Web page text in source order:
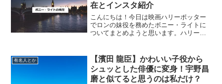
在とインスタ紹介
こんにちは！今日は映画ハリーポッター
でロンの妹役を務めたボニー・ライトに
ついてまとめようと思います。ハリーポ
る方も多いかと思います。ではまず、ボ
ニー・ライトのプロフィー...
有名人とか
【濱田 龍臣】かわいい子役から
シュッとした俳優に変身！宇野昌
磨と似てると思うのは私だけ？